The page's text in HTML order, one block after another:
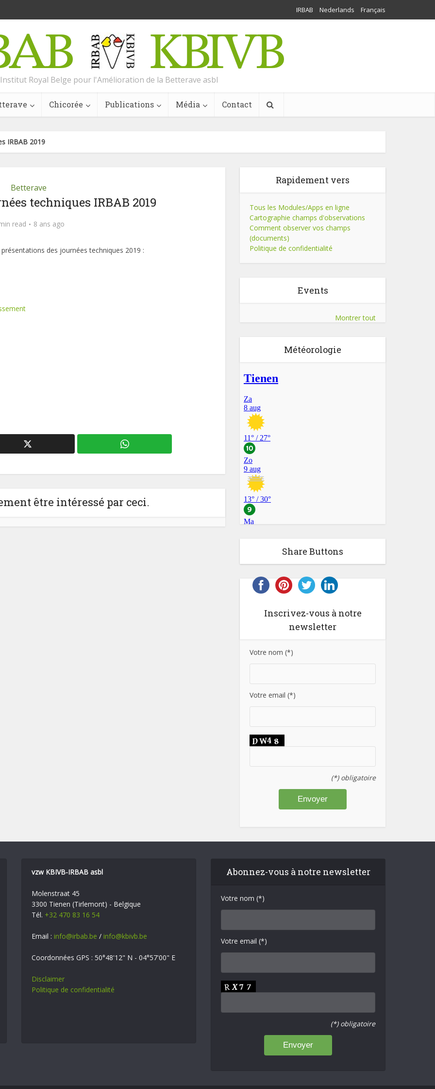
IRBAB Nederlands Français
Institut Royal Belge pour l'Amélioration de la Betterave asbl
Chicorée Publications Média Contact
IRBAB 2019
Betterave
techniques IRBAB 2019
read 8 ans ago
des journées techniques 2019 :
être intéressé par ceci.
Rapidement vers
Tous les Modules/Apps en ligne
Cartographie champs d'observations
Comment observer vos champs
(documents)
Politique de confidentialité
Events
Montrer tout
Météorologie
Share Buttons
Inscrivez-vous à notre
newsletter
Votre nom (*)
Votre email (*)
(*) obligatoire
vzw KBIVB-IRBAB asbl
Molenstraat 45
3300 Tienen (Tirlemont) - Belgique
Tél. +32 470 83 16 54
Email : info@irbab.be / info@kbivb.be
Coordonnées GPS : 50°48'12" N - 04°57'00" E
Disclaimer
Politique de confidentialité
Abonnez-vous à notre newsletter
Votre nom (*)
Votre email (*)
(*) obligatoire